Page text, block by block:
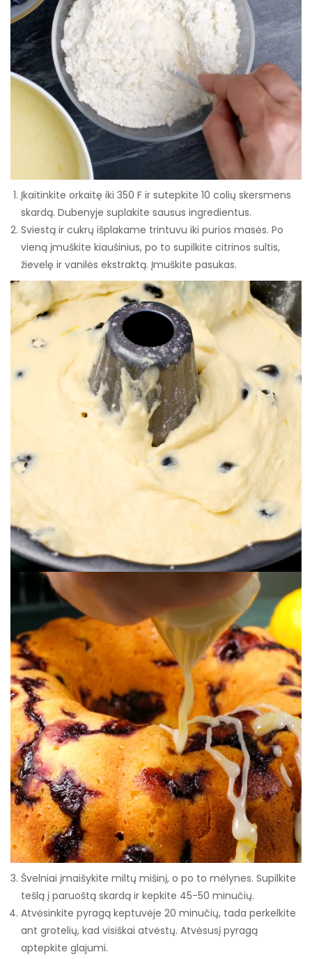
Įkaitinkite orkaitę iki 350 F ir sutepkite 10 colių skersmens
skardą. Dubenyje suplakite sausus ingredientus.
Sviestą ir cukrų išplakame trintuvu iki purios masės. Po
vieną įmuškite kiaušinius, po to supilkite citrinos sultis,
žievelę ir vanilės ekstraktą. Įmuškite pasukas.
Švelniai įmaišykite miltų mišinį, o po to mėlynes. Supilkite
tešlą į paruoštą skardą ir kepkite 45-50 minučių.
Atvėsinkite pyragą keptuvėje 20 minučių, tada perkelkite
ant grotelių, kad visiškai atvėstų. Atvėsusį pyragą
aptepkite glajumi.